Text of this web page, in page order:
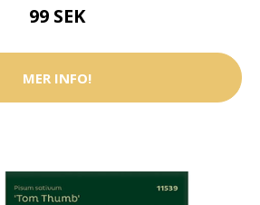
99 SEK
MER INFO!